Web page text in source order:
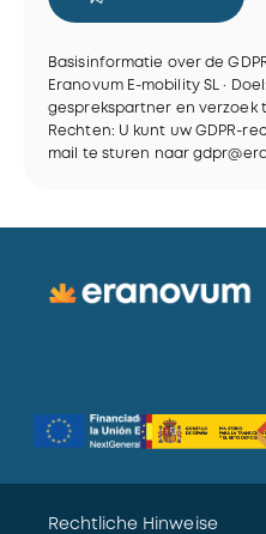
Basisinformatie over de
Eranovum E-mobility SL ·
gesprekspartner en verzoek
Rechten: U kunt uw GDPR-
mail te sturen naar
r
v
Rechtliche Hinweise